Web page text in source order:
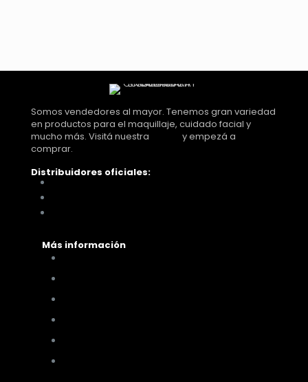
Somos vendedores al mayor. Tenemos gran variedad
en productos para el maquillaje, cuidado facial y
mucho más. Visitá nuestra
y empezá a
comprar.
Distribuidores oficiales:
Más información